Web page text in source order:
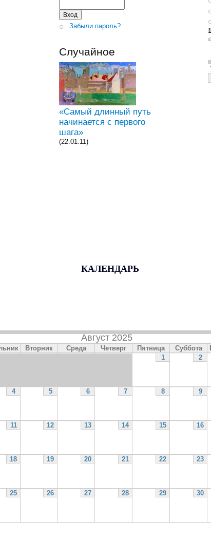
Забыли пароль?
Случайное
«Самый длинный путь
начинается с первого
шага»
(22.01.11)
КАЛЕНДАРЬ
Август 2025
Вторник Среда Четверг Пятница Суббота
1 2
4 5 6 7 8 9
11 12 13 14 15 16
18 19 20 21 22 23
25 26 27 28 29 30